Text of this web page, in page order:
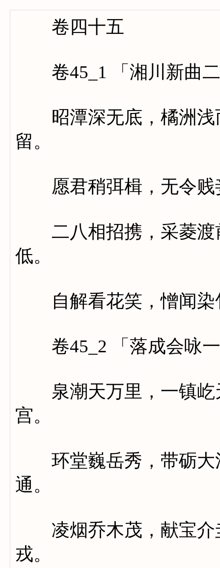
卷四十五
卷45_1 「湘川新曲二
昭潭深无底，橘洲浅
留。
愿君稍弭楫，无令贱
二八相招携，采菱渡
低。
自解看花笑，憎闻染
卷45_2 「落成会咏一
泉潮天万里，一镇屹
宫。
环堂巍岳秀，带砺大
通。
凌烟乔木茂，献宝介
戎。